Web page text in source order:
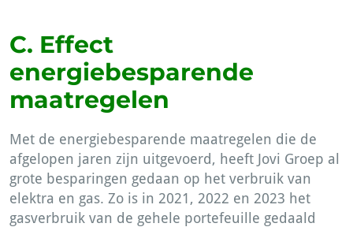
C. Effect
energiebesparende
maatregelen
Met de energiebesparende maatregelen die de
afgelopen jaren zijn uitgevoerd, heeft Jovi Groep al
grote besparingen gedaan op het verbruik van
elektra en gas. Zo is in 2021, 2022 en 2023 het
gasverbruik van de gehele portefeuille gedaald